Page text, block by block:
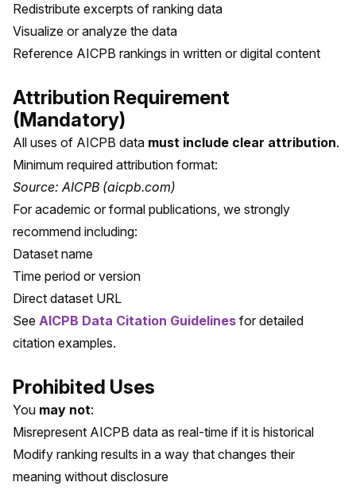
Redistribute excerpts of ranking data
Visualize or analyze the data
Reference AICPB rankings in written or digital content
Attribution Requirement
(Mandatory)
All uses of AICPB data must include clear attribution.
Minimum required attribution format:
Source: AICPB (aicpb.com)
For academic or formal publications, we strongly
recommend including:
Dataset name
Time period or version
Direct dataset URL
See AICPB Data Citation Guidelines for detailed
citation examples.
Prohibited Uses
You may not:
Misrepresent AICPB data as real-time if it is historical
Modify ranking results in a way that changes their
meaning without disclosure